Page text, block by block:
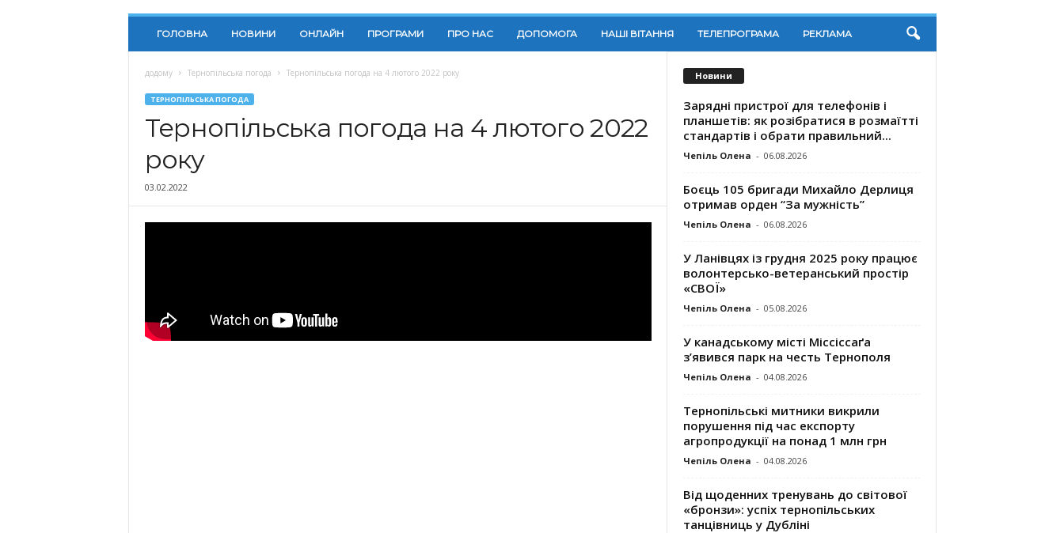
ГОЛОВНА НОВИНИ ОНЛАЙН ПРОГРАМИ ПРО НАС ДОПОМОГА НАШІ ВІТАННЯ ТЕЛЕПРОГРАМА РЕКЛАМА
додому Тернопільська погода Тернопільська погода на 4 лютого 2022 року
ТЕРНОПІЛЬСЬКА ПОГОДА
Тернопільська погода на 4 лютого 2022
року
03.02.2022
Новини
Зарядні пристрої для телефонів і
планшетів: як розібратися в розмаїтті
стандартів і обрати правильний...
Чепіль Олена - 06.08.2026
Боєць 105 бригади Михайло Дерлиця
отримав орден “За мужність”
Чепіль Олена - 06.08.2026
У Ланівцях із грудня 2025 року працює
волонтерсько-ветеранський простір
«СВОЇ»
Чепіль Олена - 05.08.2026
У канадському місті Міссіссаґа
з’явився парк на честь Тернополя
Чепіль Олена - 04.08.2026
Тернопільські митники викрили
порушення під час експорту
агропродукції на понад 1 млн грн
Чепіль Олена - 04.08.2026
Від щоденних тренувань до світової
«бронзи»: успіх тернопільських
танцівниць у Дубліні